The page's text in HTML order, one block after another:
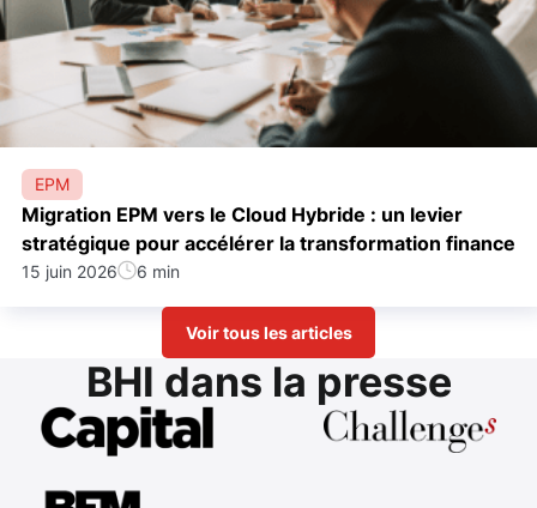
EPM
Migration EPM vers le Cloud Hybride : un levier
stratégique pour accélérer la transformation finance
15 juin 2026 6 min
Voir tous les articles
BHI dans la presse